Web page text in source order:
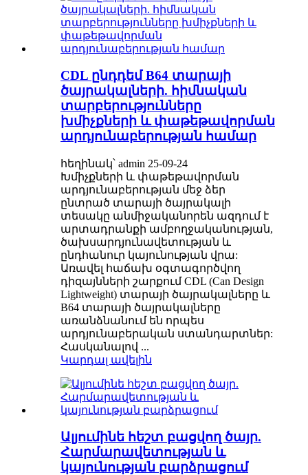
CDL ընդդեմ B64 տարայի
ծայրակալների. հիմնական
տարբերությունները
խմիչքների և փաթեթավորման
արդյունաբերության համար
հեղինակ՝ admin 25-09-24
Խմիչքների և փաթեթավորման
արդյունաբերության մեջ ձեր
ընտրած տարայի ծայրակալի
տեսակը անմիջականորեն ազդում է
արտադրանքի ամբողջականության,
ծախսարդյունավետության և
ընդհանուր կայունության վրա:
Առավել հաճախ օգտագործվող
դիզայնների շարքում CDL (Can Design
Lightweight) տարայի ծայրակալները և
B64 տարայի ծայրակալները
առանձնանում են որպես
արդյունաբերական ստանդարտներ:
Հասկանալով ...
Կարդալ ավելին
Ալյումինե հեշտ բացվող ծայր.
Հարմարավետության և
կայունության բարձրացում